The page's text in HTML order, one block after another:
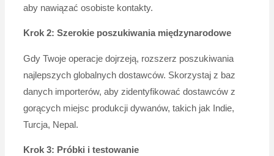
aby nawiązać osobiste kontakty.
Krok 2: Szerokie poszukiwania międzynarodowe
Gdy Twoje operacje dojrzeją, rozszerz poszukiwania
najlepszych globalnych dostawców. Skorzystaj z baz
danych importerów, aby zidentyfikować dostawców z
gorących miejsc produkcji dywanów, takich jak Indie,
Turcja, Nepal.
Krok 3: Próbki i testowanie